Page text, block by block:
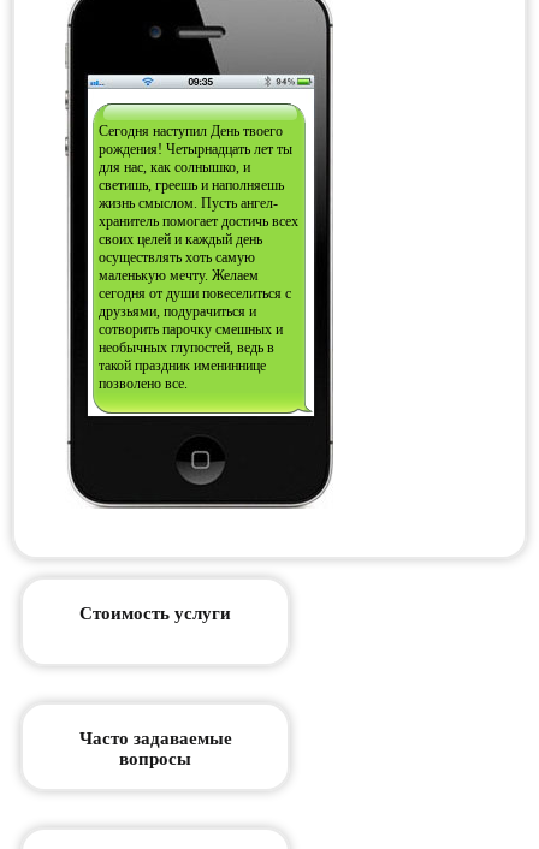
Сегодня наступил День твоего
рождения! Четырнадцать лет ты
для нас, как солнышко, и
светишь, греешь и наполняешь
жизнь смыслом. Пусть ангел-
хранитель помогает достичь всех
своих целей и каждый день
осуществлять хоть самую
маленькую мечту. Желаем
сегодня от души повеселиться с
друзьями, подурачиться и
сотворить парочку смешных и
необычных глупостей, ведь в
такой праздник имениннице
позволено все.
Стоимость услуги
Часто задаваемые
вопросы